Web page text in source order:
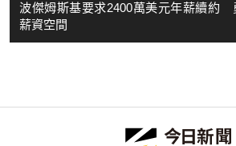
波傑姆斯基要求2400萬美元年薪續約
薪資空間